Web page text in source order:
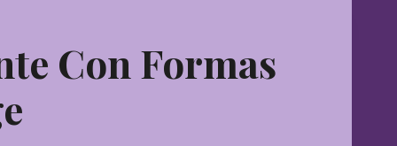
Con Formas